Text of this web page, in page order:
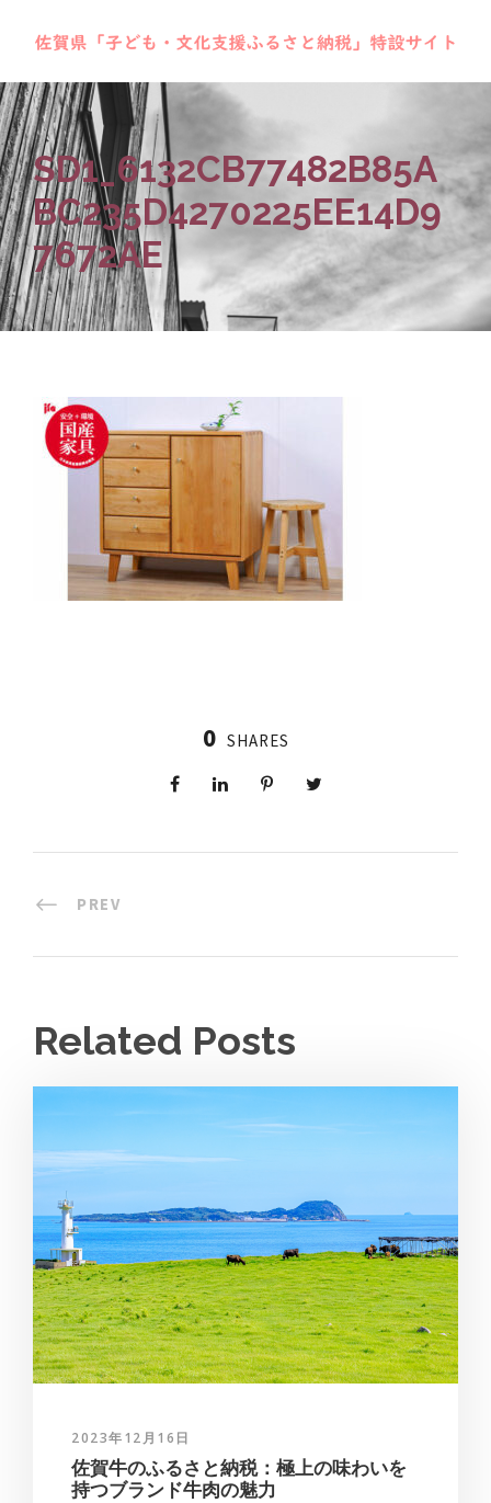
SD1_6132CB77482B85A
BC235D4270225EE14D9
7672AE
0 SHARES
PREV
Related Posts
2023年12月16日
佐賀牛のふるさと納税：極上の味わいを
持つブランド牛肉の魅力